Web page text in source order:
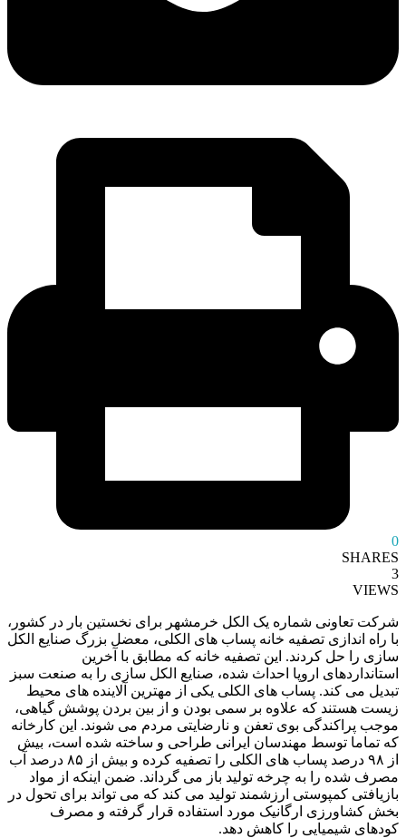
0
SHARES
3
VIEWS
شرکت تعاونی شماره یک الکل خرمشهر برای نخستین بار در کشور،
با راه اندازی تصفیه خانه پساب های الکلی، معضل بزرگ صنایع الکل
سازی را حل کردند. این تصفیه خانه که مطابق با آخرین
استانداردهای اروپا احداث شده، صنایع الکل سازی را به صنعت سبز
تبدیل می کند. پساب های الکلی یکی از مهترین آلاینده های محیط
زیست هستند که علاوه بر سمی بودن و از بین بردن پوشش گیاهی،
موجب پراکندگی بوی تعفن و نارضایتی مردم می شوند. این کارخانه
که تماما توسط مهندسان ایرانی طراحی و ساخته شده است، بیش
از ۹۸ درصد پساب های الکلی را تصفیه کرده و بیش از ۸۵ درصد آب
مصرف شده را به چرخه تولید باز می گرداند. ضمن اینکه از مواد
بازیافتی کمپوستی ارزشمند تولید می کند که می تواند برای تحول در
بخش کشاورزی ارگانیک مورد استفاده قرار گرفته و مصرف
کودهای شیمیایی را کاهش دهد.